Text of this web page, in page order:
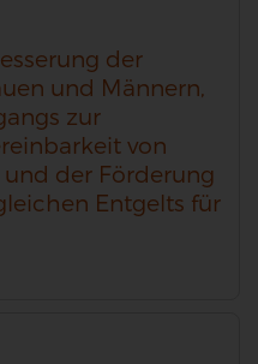
der
und Männern,
zur
von
der Förderung
Entgelts für